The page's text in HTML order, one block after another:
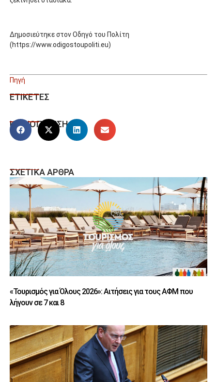
Δημοσιεύτηκε στον Οδηγό του Πολίτη
(https://www.odigostoupoliti.eu)
Πηγή
ΕΤΙΚΕΤΕΣ
ΚΟΙΝΟΠΟΙΗΣΗ
ΣΧΕΤΙΚΑ ΑΡΘΡΑ
«Τουρισμός για Όλους 2026»: Αιτήσεις για τους ΑΦΜ που
λήγουν σε 7 και 8